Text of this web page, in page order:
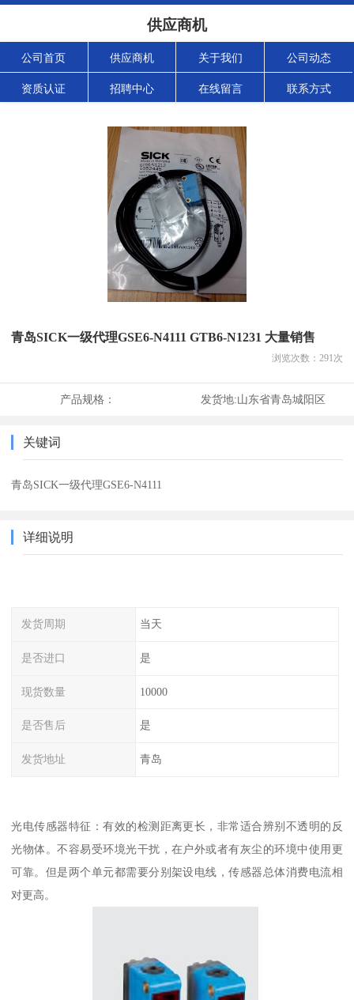
供应商机
公司首页 供应商机 关于我们 公司动态
资质认证 招聘中心 在线留言 联系方式
青岛SICK一级代理GSE6-N4111 GTB6-N1231 大量销售
浏览次数： 291次
产品规格： 发货地:山东省青岛城阳区
关键词
青岛SICK一级代理GSE6-N4111
详细说明
发货周期 当天
是否进口 是
现货数量 10000
是否售后 是
发货地址 青岛
光电传感器特征：有效的检测距离更长，非常适合辨别不透明的反
光物体。不容易受环境光干扰，在户外或者有灰尘的环境中使用更
可靠。但是两个单元都需要分别架设电线，传感器总体消费电流相
对更高。